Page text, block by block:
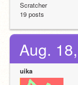
Scratcher
19 posts
Aug.
uika